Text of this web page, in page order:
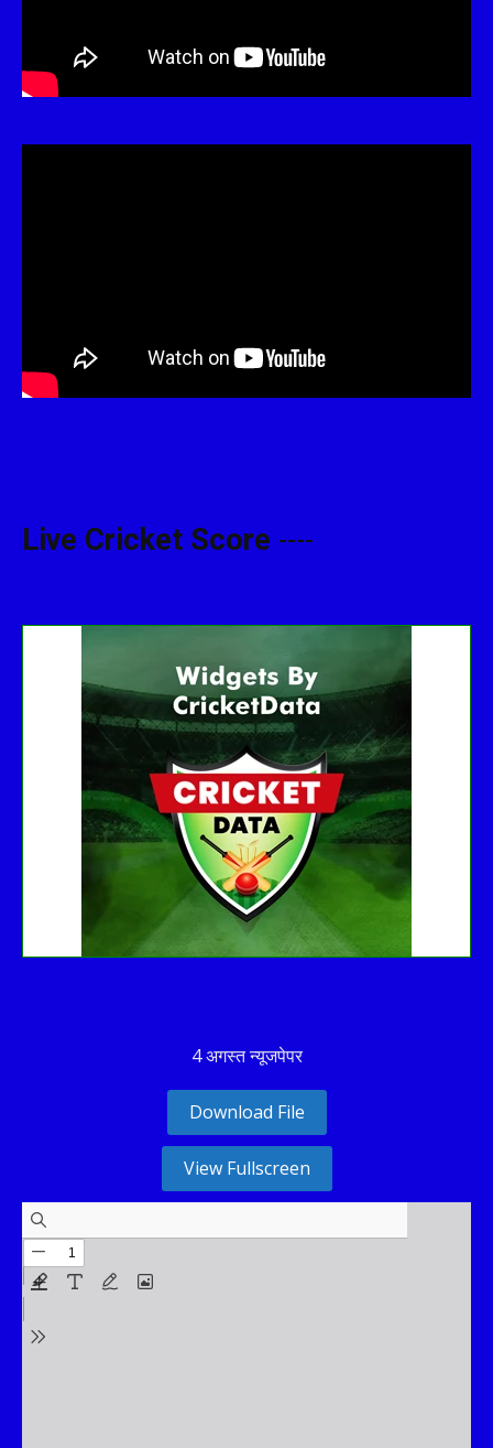
Live Cricket Score ----
No live matches found.
See recent results
See fixtures
4 अगस्त न्यूजपेपर
Download File
View Fullscreen